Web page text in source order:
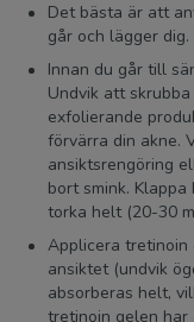
Det bästa är att
går och lägger dig.
Innan du går till
Undvik att
exfolierande
förvärra din akne.
ansiktsrengöring
bort smink.
torka helt (20-30
Applicera
ansiktet (undvik
absorberas helt,
tretinoin gelen